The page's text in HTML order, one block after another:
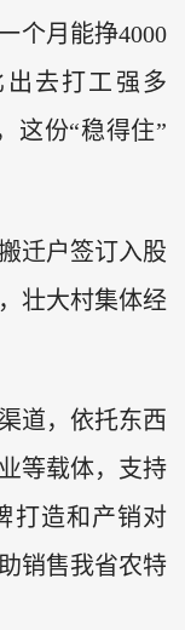
个月能挣4000
去打工强多
这份“稳得住”
迁户签订入股
壮大村集体经
道，依托东西
等载体，支持
打造和产销对
销售我省农特